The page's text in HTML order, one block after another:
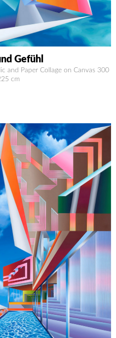
Gefühl
and Paper Collage on Canvas 300
cm